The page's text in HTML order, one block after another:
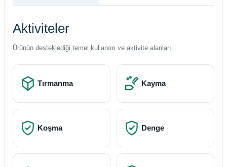
Aktiviteler
Ürünün desteklediği temel kullanım ve aktivite alanları
Tırmanma Kayma
Koşma Denge